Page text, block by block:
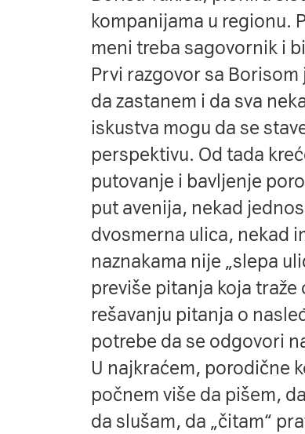
kompanijama u regionu.
meni treba sagovornik i
Prvi razgovor sa
da zastanem i da sva
iskustva mogu da se
perspektivu. Od tada
putovanje i bavljenje
put avenija, nekad
dvosmerna ulica, nekad
naznakama nije „slepa
previše pitanja koja
rešavanju pitanja o
potrebe da se odgovori
U najkraćem, porodične
počnem više da pišem,
da slušam, da „čitam“